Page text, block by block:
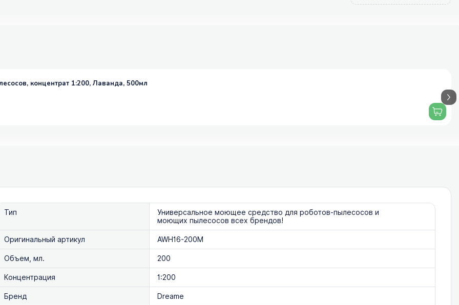
концентрат 1:200, Лаванда, 500мл
Тип
Универсальное моющее средство для роботов-пылесосов и
моющих пылесосов всех брендов!
Оригинальный артикул
AWH16-200M
Объем, мл.
200
Концентрация
1:200
Бренд
Dreame